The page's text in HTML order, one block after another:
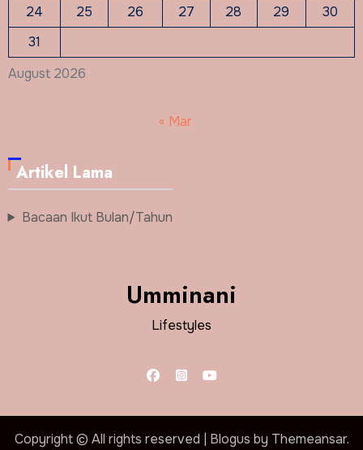
August 2026
24
25 26 27 28 29
30
31
« Mar
Artikel Lama
Bacaan Ikut Bulan/Tahun
Umminani
Lifestyles
Copyright © All rights reserved | Blogus by Themeansar.